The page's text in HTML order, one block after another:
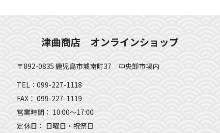
津曲商店 オンラインショップ
〒892-0835 鹿児島市城南町37 中央卸市場内
TEL：099-227-1118
FAX： 099-227-1119
営業時間： 10:00～17:00
定休日： 日曜日・祝祭日